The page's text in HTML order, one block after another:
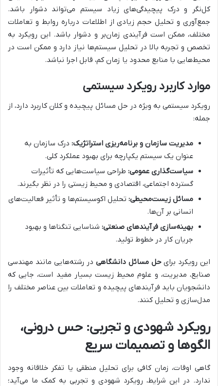
کل‌نگر و درک پیچیدگی‌های زیاد سیستم می‌تواند دشوار باشد.
جمع‌آوری و تحلیل حجم زیادی از اطلاعات درباره روابط و تعاملات
مختلف، ممکن است فرآیندی زمان‌بر و دشوار باشد. این رویکرد به
تخصص و تجربه بالا در تحلیل سیستم‌ها نیاز دارد و ممکن است در
محیط‌هایی با منابع محدود یا زمان کم، قابل اجرا نباشد.
موارد کاربرد رویکرد سیستمی
رویکرد سیستمی به ویژه در حل مسائل پیچیده و کلان کاربرد دارد، از
جمله:
مدیریت سازمان و برنامه‌ریزی استراتژیک: درک سازمان به
عنوان یک سیستم یکپارچه برای بهبود عملکرد کلی.
سیاست‌گذاری عمومی: طراحی سیاست‌هایی که تأثیرات
گسترده اجتماعی، اقتصادی و محیط زیستی را در نظر بگیرند.
مسائل زیست‌محیطی: تحلیل اکوسیستم‌ها و تأثیر فعالیت‌های
انسانی بر آن‌ها.
بهینه‌سازی فرآیندهای صنعتی: شناسایی تنگناها و بهبود
جریان کار در خطوط تولید.
این رویکرد برایحل مسائل دانشگاهیدر رشته‌هایی مانند مهندسی
صنایع، مدیریت، و علوم محیط زیست بسیار مفید است، جایی که
دانشجویان باید فرآیندهای پیچیده و تعاملات بین عناصر مختلف را
مدل‌سازی و تحلیل کنند.
رویکرد شهودی و تجربی: حس درونی،
الگوها و تصمیمات سریع
گاهی اوقات، زمان کافی برای تحلیل منطقی یا تفکر خلاقانه وجود
ندارد. در این شرایط، رویکرد شهودی و تجربی به کمک ما می‌آید؛